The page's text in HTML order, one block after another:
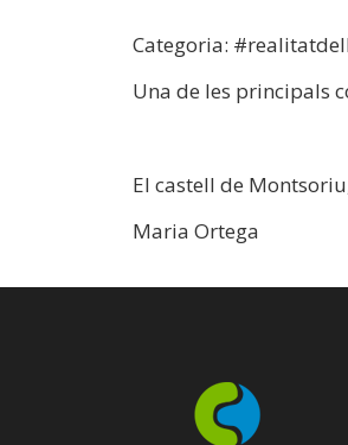
Categoria:
Una de les principals
El castell de
Maria Ortega